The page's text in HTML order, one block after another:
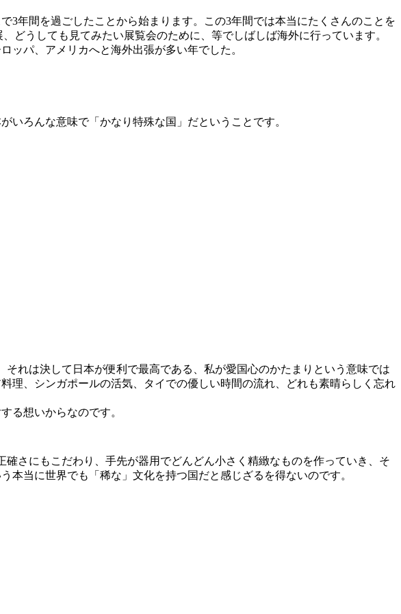
3年間を過ごしたことから始まります。この3年間では本当にたくさんのことを
どうしても見てみたい展覧会のために、等でしばしば海外に行っています。
ッパ、アメリカへと海外出張が多い年でした。
いろんな意味で「かなり特殊な国」だということです。
れは決して日本が便利で最高である、私が愛国心のかたまりという意味では
理、シンガポールの活気、タイでの優しい時間の流れ、どれも素晴らしく忘れ
する想いからなのです。
さにもこだわり、手先が器用でどんどん小さく精緻なものを作っていき、そ
当に世界でも「稀な」文化を持つ国だと感じざるを得ないのです。